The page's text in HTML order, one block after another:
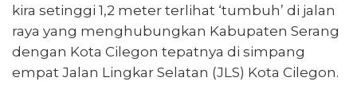
kira setinggi 1,2 meter terlihat ‘tumbuh’ di jalan
raya yang menghubungkan Kabupaten Serang
dengan Kota Cilegon tepatnya di simpang
empat Jalan Lingkar Selatan (JLS) Kota Cilegon.